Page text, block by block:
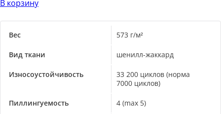
В корзину
Вес 573 г/м²
Вид ткани шенилл-жаккард
Износоустойчивость
33 200 циклов (норма
7000 циклов)
Пиллингуемость 4 (max 5)